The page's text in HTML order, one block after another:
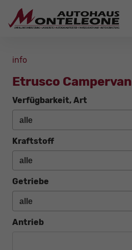
info
Etrusco Campervan
Verfügbarkeit, Art
Kraftstoff
Getriebe
Antrieb